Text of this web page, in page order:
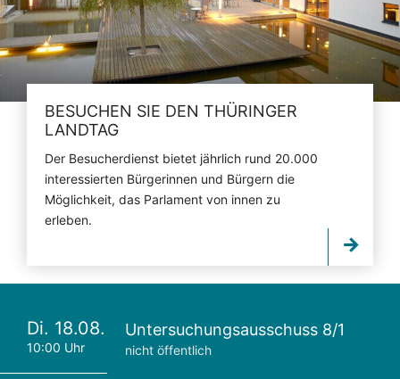
BESUCHEN SIE DEN THÜRINGER
LANDTAG
Der Besucherdienst bietet jährlich rund 20.000
interessierten Bürgerinnen und Bürgern die
Möglichkeit, das Parlament von innen zu
erleben.
Di. 18.08.
10:00 Uhr
Untersuchungsausschuss 8/1
nicht öffentlich